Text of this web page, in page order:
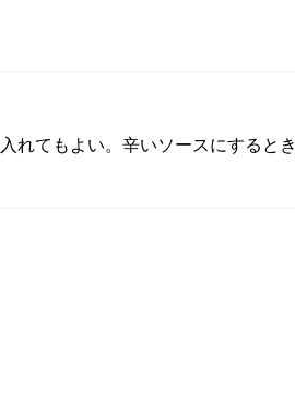
れてもよい。辛いソースにするとき